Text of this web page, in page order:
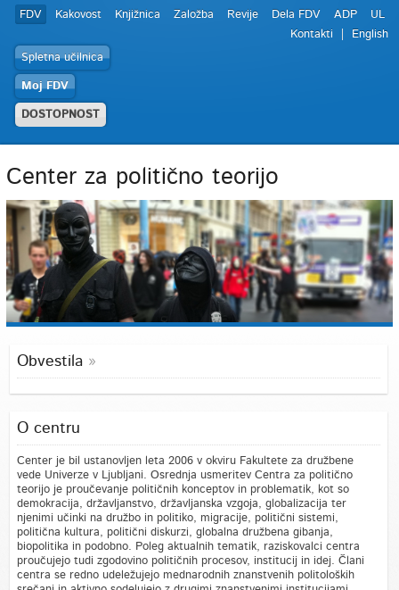
FDV Kakovost Knjižnica Založba Revije Dela FDV ADP
UL
Kontakti
English
Spletna učilnica
Moj FDV
DOSTOPNOST
Center za politično teorijo
Obvestila
O centru
Center je bil ustanovljen leta 2006 v okviru Fakultete za družbene
vede Univerze v Ljubljani. Osrednja usmeritev Centra za politično
teorijo je proučevanje političnih konceptov in problematik, kot so
demokracija, državljanstvo, državljanska vzgoja, globalizacija ter
njenimi učinki na družbo in politiko, migracije, politični sistemi,
politična kultura, politični diskurzi, globalna družbena gibanja,
biopolitika in podobno. Poleg aktualnih tematik, raziskovalci centra
proučujejo tudi zgodovino političnih procesov, institucij in idej. Člani
centra se redno udeležujejo mednarodnih znanstvenih politoloških